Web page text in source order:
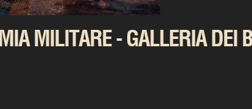
MILITARE - GALLERIA DEI